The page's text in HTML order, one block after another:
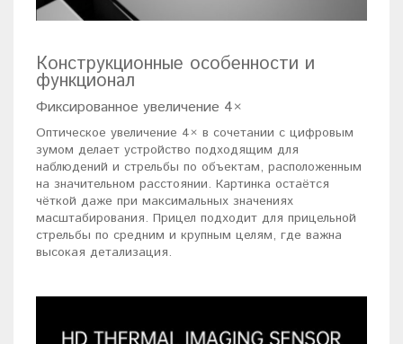
Конструкционные особенности и
функционал
Фиксированное увеличение 4×
Оптическое увеличение 4× в сочетании с цифровым
зумом делает устройство подходящим для
наблюдений и стрельбы по объектам, расположенным
на значительном расстоянии. Картинка остаётся
чёткой даже при максимальных значениях
масштабирования. Прицел подходит для прицельной
стрельбы по средним и крупным целям, где важна
высокая детализация.